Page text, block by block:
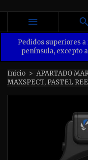
 
Pedidos superiores
península, excepto
Inicio APARTADO
MAXSPECT, PASTEL